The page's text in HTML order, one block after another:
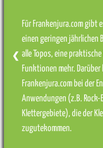
Für Frankenjura.com gibt
einen geringen jährlichen
alle Topos, eine
Funktionen mehr.
Frankenjura.com bei der
Anwendungen (z.B.
Klettergebiete), die der
zugutekommen.
❮